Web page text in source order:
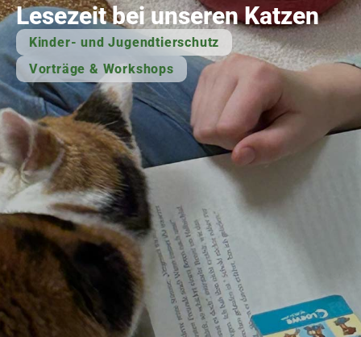
Lesezeit bei unseren Katzen
Kinder- und Jugendtierschutz
Vorträge & Workshops